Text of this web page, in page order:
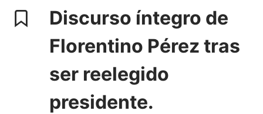
Discurso íntegro de
Florentino Pérez tras
ser reelegido
presidente.